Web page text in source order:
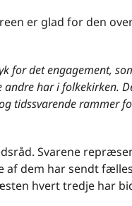
er glad for den
for det engagement,
har i folkekirken.
tidssvarende rammer
Svarene
dem har sendt
hvert tredje har